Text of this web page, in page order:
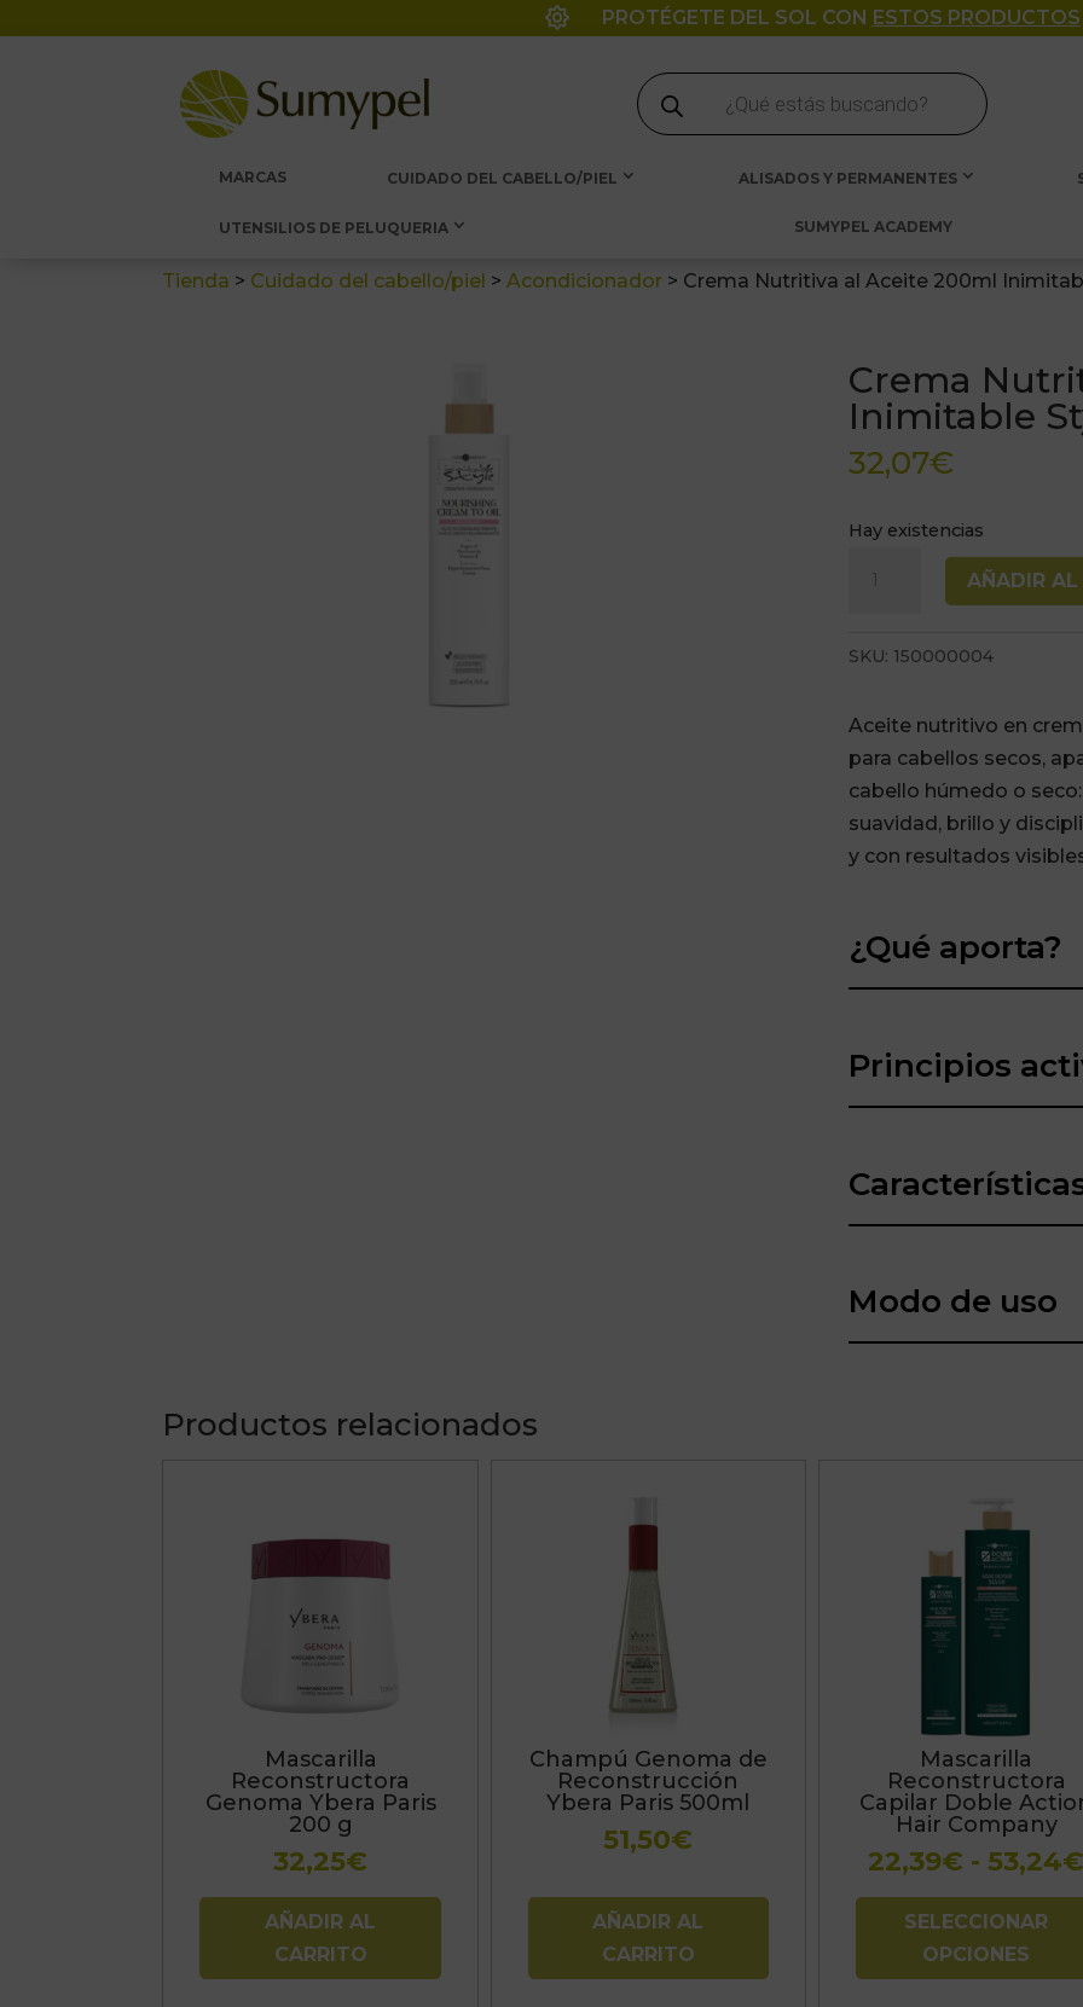
 PROTÉGETE DEL SOL CON ESTOS PRODUCTOS
Búsqueda
de
productos
MARCAS CUIDADO DEL CABELLO/PIEL ALISADOS Y PERMANENTES
UTENSILIOS DE PELUQUERIA SUMYPEL ACADEMY
Tienda > Cuidado del cabello/piel >Acondicionador > Crema Nutritiva al Aceite 200ml
Crema
Inimitable
32,07€
Hay existencias
Aceite
Inimitable
Style
Hair
Company
cantidad
AÑADIR
SKU: 150000004
Aceite nutritivo en
para cabellos secos,
cabello húmedo o
suavidad, brillo y
y con resultados
¿Qué aporta?
Principios
Modo de uso
Productos relacionados
Mascarilla
Reconstructora
Genoma Ybera Paris
200 g
32,25€
AÑADIR AL
CARRITO
Champú Genoma de
Reconstrucción
Ybera Paris 500ml
51,50€
AÑADIR AL
CARRITO
Mascarilla
Reconstructora
Capilar Doble
Hair Company
22,39€ - 53,24
SELECCIONAR
OPCIONES
múltiples
variantes.
pueden
elegir
la
producto